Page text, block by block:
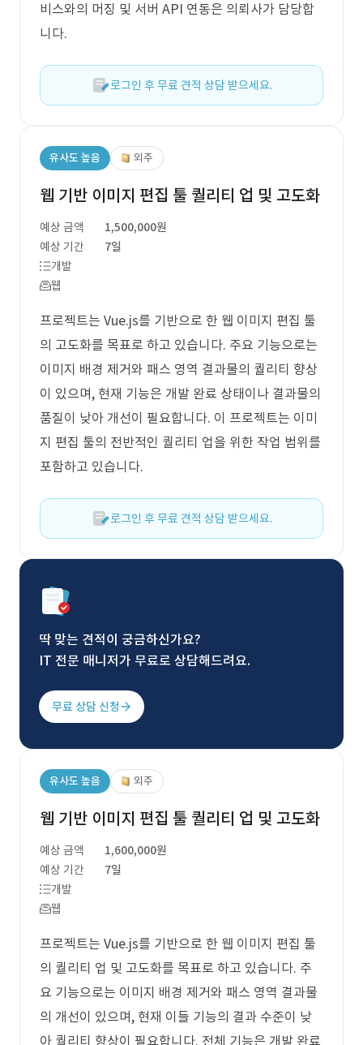
비스와의 머징 및 서버 API 연동은 의뢰사가 담당합
니다.
로그인 후 무료 견적 상담 받으세요.
유사도 높음 외주
웹 기반 이미지 편집 툴 퀄리티 업 및 고도화
예상 금액
1,500,000원
예상 기간
7일
개발
웹
프로젝트는 Vue.js를 기반으로 한 웹 이미지 편집 툴
의 고도화를 목표로 하고 있습니다. 주요 기능으로는
이미지 배경 제거와 패스 영역 결과물의 퀄리티 향상
이 있으며, 현재 기능은 개발 완료 상태이나 결과물의
품질이 낮아 개선이 필요합니다. 이 프로젝트는 이미
지 편집 툴의 전반적인 퀄리티 업을 위한 작업 범위를
포함하고 있습니다.
로그인 후 무료 견적 상담 받으세요.
딱 맞는 견적이 궁금하신가요?
IT 전문 매니저가 무료로 상담해드려요.
무료 상담 신청
유사도 높음 외주
웹 기반 이미지 편집 툴 퀄리티 업 및 고도화
예상 금액
1,600,000원
예상 기간
7일
개발
웹
프로젝트는 Vue.js를 기반으로 한 웹 이미지 편집 툴
의 퀄리티 업 및 고도화를 목표로 하고 있습니다. 주
요 기능으로는 이미지 배경 제거와 패스 영역 결과물
의 개선이 있으며, 현재 이들 기능의 결과 수준이 낮
아 퀄리티 향상이 필요합니다. 전체 기능은 개발 완료